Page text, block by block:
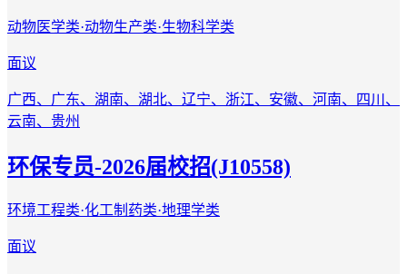
动物医学类·动物生产类·生物科学类
面议
广西、广东、湖南、湖北、辽宁、浙江、安徽、河南、四川、
云南、贵州
环保专员-2026届校招(J10558)
环境工程类·化工制药类·地理学类
面议